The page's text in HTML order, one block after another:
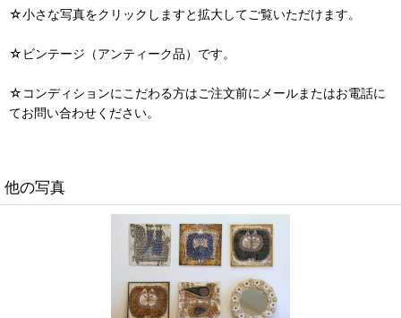
☆小さな写真をクリックしますと拡大してご覧いただけます。
☆ビンテージ（アンティーク品）です。
☆コンディションにこだわる方はご注文前にメールまたはお電話に
てお問い合わせください。
他の写真